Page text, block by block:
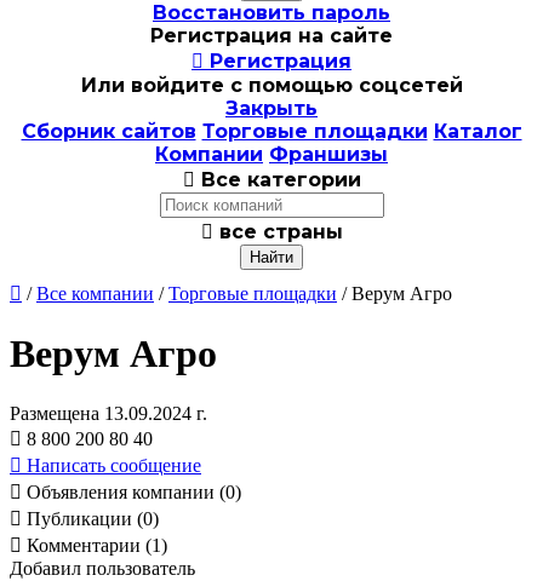
Восстановить пароль
Регистрация на сайте
 Регистрация
Или войдите с помощью соцсетей
Закрыть
Сборник сайтов Торговые площадки Каталог
Компании Франшизы
 Все категории
 все страны
 /Все компании /Торговые площадки / Верум Агро
Верум Агро
Размещена 13.09.2024 г.
 8 800 200 80 40
 Написать сообщение
 Объявления компании (0)
 Публикации (0)
 Комментарии (1)
Добавил пользователь